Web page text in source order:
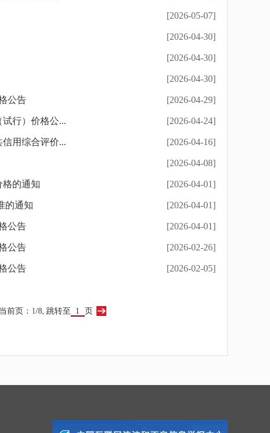
[2026-05-07]
[2026-04-30]
[2026-04-30]
[2026-04-30]
[2026-04-29]
公告
[2026-04-24]
行）价格公...
[2026-04-16]
用综合评价...
[2026-04-08]
[2026-04-01]
格的通知
[2026-04-01]
的通知
[2026-04-01]
公告
[2026-02-26]
公告
[2026-02-05]
公告
当前页： 1/8, 跳转至 页